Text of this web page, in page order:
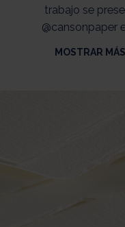
trabajo se
@cansonpaper
MOSTRAR